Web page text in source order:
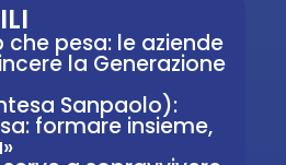
che pesa: le aziende
la Generazione
Sanpaolo):
formare insieme,